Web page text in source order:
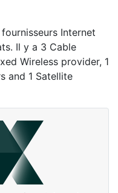
fournisseurs Internet
Il y a 3 Cable
Wireless provider, 1
and 1 Satellite